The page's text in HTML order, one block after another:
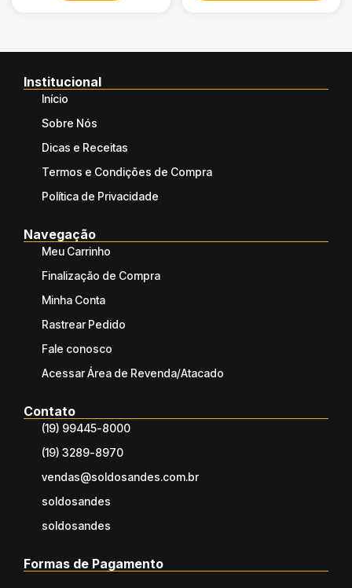
Institucional
Início
Sobre Nós
Dicas e Receitas
Termos e Condições de Compra
Política de Privacidade
Navegação
Meu Carrinho
Finalização de Compra
Minha Conta
Rastrear Pedido
Fale conosco
Acessar Área de Revenda/Atacado
Contato
(19) 99445-8000
(19) 3289-8970
vendas@soldosandes.com.br
soldosandes
soldosandes
Formas de Pagamento